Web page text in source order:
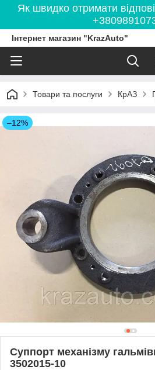
Як швидко отримати
Інтернет магазин "KrazAuto"
Товари та послуги КрАЗ
–12%
Суппорт механізму
3502015-10